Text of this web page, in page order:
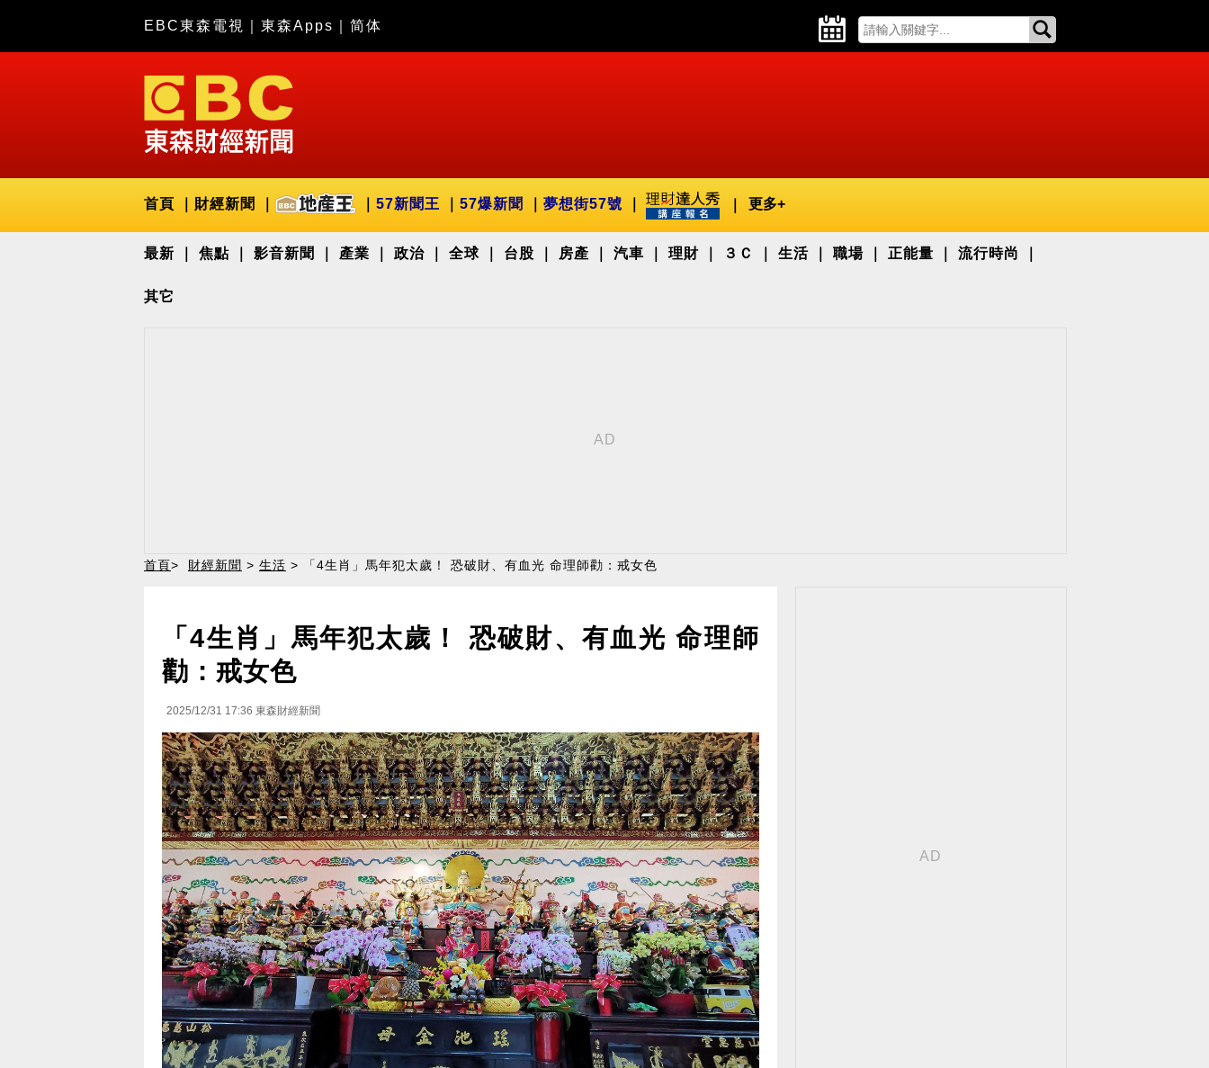
EBC東森電視 東森Apps 简体
首頁 財經新聞 57新聞王 57爆新聞 夢想街57號 更多+
最新 焦點 影音新聞 產業 政治 全球 台股 房產 汽車 理財 ３Ｃ 生活 職場 正能量 流行時尚
其它
首頁> 財經新聞 > 生活 > 「4生肖」馬年犯太歲！ 恐破財、有血光 命理師勸：戒女色
「4生肖」馬年犯太歲！ 恐破財、有血光 命理師
勸：戒女色
2025/12/31 17:36 東森財經新聞